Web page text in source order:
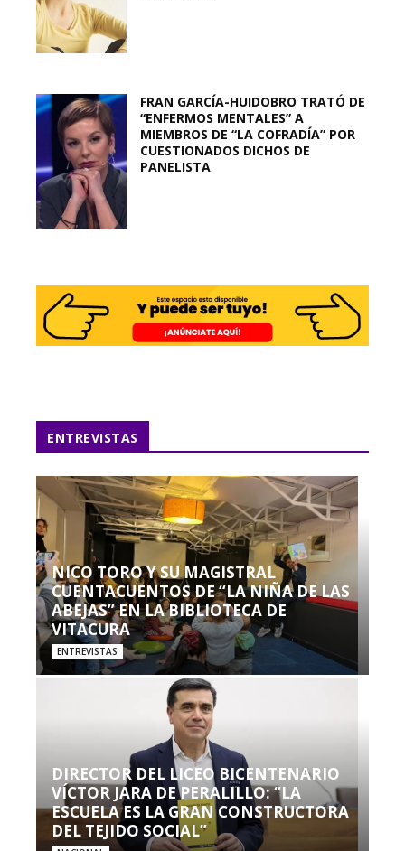
FRAN GARCÍA-HUIDOBRO TRATÓ DE
“ENFERMOS MENTALES” A
MIEMBROS DE “LA COFRADÍA” POR
CUESTIONADOS DICHOS DE
PANELISTA
ENTREVISTAS
NICO TORO Y SU MAGISTRAL
CUENTACUENTOS DE “LA NIÑA DE LAS
ABEJAS” EN LA BIBLIOTECA DE
VITACURA
ENTREVISTAS
DIRECTOR DEL LICEO BICENTENARIO
VÍCTOR JARA DE PERALILLO: “LA
ESCUELA ES LA GRAN CONSTRUCTORA
DEL TEJIDO SOCIAL”